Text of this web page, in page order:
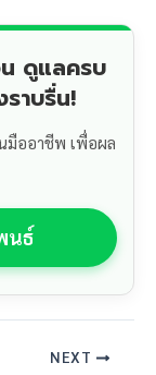
ดูแลครบ
าบรื่น!
มืออาชีพ เพื่อผล
นธ์
NEXT